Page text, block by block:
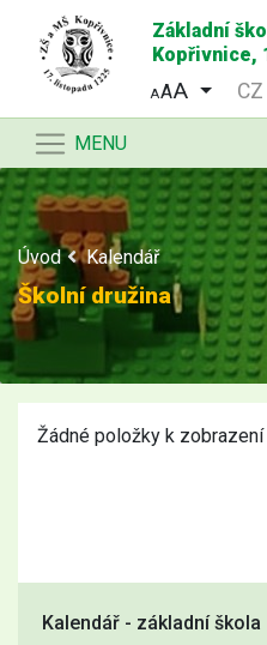
Základní
Kopřivnice,
AA CZ
MENU
Úvod Kalendář
Školní družina
Kalendář - základní škola
Žádné položky k